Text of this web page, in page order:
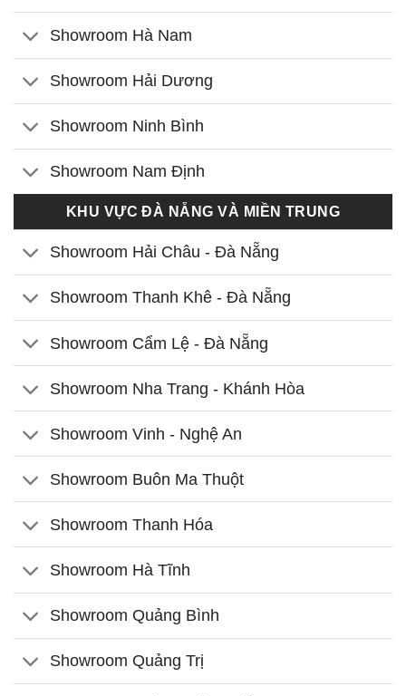
Showroom Hà Nam
Showroom Hải Dương
Showroom Ninh Bình
Showroom Nam Định
KHU VỰC ĐÀ NẴNG VÀ MIỀN TRUNG
Showroom Hải Châu - Đà Nẵng
Showroom Thanh Khê - Đà Nẵng
Showroom Cẩm Lệ - Đà Nẵng
Showroom Nha Trang - Khánh Hòa
Showroom Vinh - Nghệ An
Showroom Buôn Ma Thuột
Showroom Thanh Hóa
Showroom Hà Tĩnh
Showroom Quảng Bình
Showroom Quảng Trị